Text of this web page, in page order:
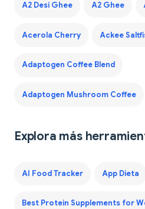
A2 Desi Ghee A2 Ghee
Acerola Cherry Ackee
Adaptogen Coffee Blend
Adaptogen Mushroom Coffee
Explora más
AI Food Tracker App Dieta
Best Protein Supplements for